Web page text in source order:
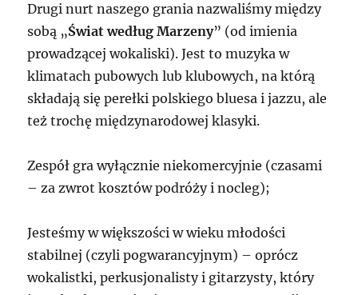
Drugi nurt naszego grania nazwaliśmy między
sobą „Świat według Marzeny” (od imienia
prowadzącej wokaliski). Jest to muzyka w
klimatach pubowych lub klubowych, na którą
składają się perełki polskiego bluesa i jazzu, ale
też trochę międzynarodowej klasyki.
Zespół gra wyłącznie niekomercyjnie (czasami
– za zwrot kosztów podróży i nocleg);
Jesteśmy w większości w wieku młodości
stabilnej (czyli pogwarancyjnym) – oprócz
wokalistki, perkusjonalisty i gitarzysty, który